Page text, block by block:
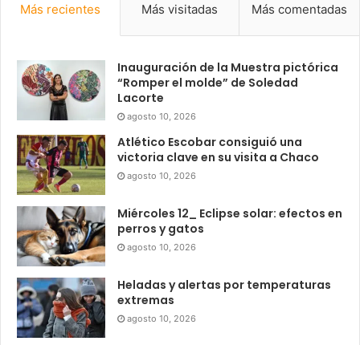
Más recientes Más visitadas Más comentadas
Inauguración de la Muestra pictórica
“Romper el molde” de Soledad
Lacorte
agosto 10, 2026
Atlético Escobar consiguió una
victoria clave en su visita a Chaco
agosto 10, 2026
Miércoles 12_ Eclipse solar: efectos en
perros y gatos
agosto 10, 2026
Heladas y alertas por temperaturas
extremas
agosto 10, 2026